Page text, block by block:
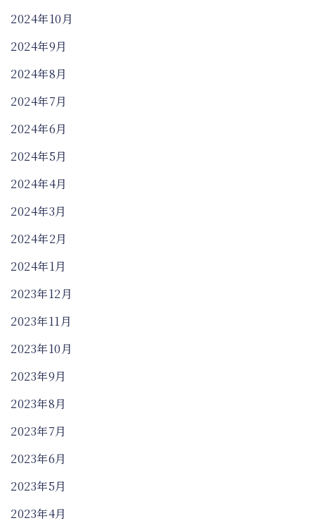
2024年10月
2024年9月
2024年8月
2024年7月
2024年6月
2024年5月
2024年4月
2024年3月
2024年2月
2024年1月
2023年12月
2023年11月
2023年10月
2023年9月
2023年8月
2023年7月
2023年6月
2023年5月
2023年4月